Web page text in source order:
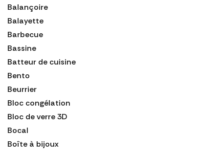
Balançoire
Balayette
Barbecue
Bassine
Batteur de cuisine
Bento
Beurrier
Bloc congélation
Bloc de verre 3D
Bocal
Boîte à bijoux